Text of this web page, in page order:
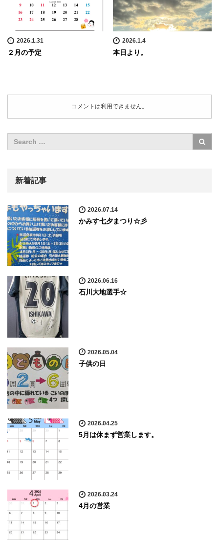
2026.1.31
２月の予定
2026.1.4
本日より。
コメントは利用できません。
新着記事
2026.07.14
かみす七夕まつり☆彡
2026.06.16
石川大地選手☆
2026.05.04
子供の日
2026.04.25
5月は休まず営業します。
2026.03.24
4月の営業